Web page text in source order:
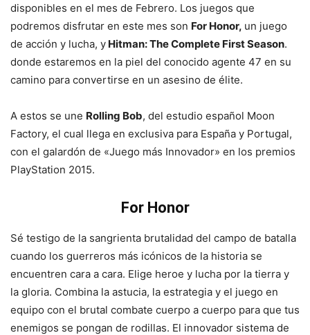
disponibles en el mes de Febrero. Los juegos que
podremos disfrutar en este mes son For Honor, un juego
de acción y lucha, y Hitman: The Complete First Season.
donde estaremos en la piel del conocido agente 47 en su
camino para convertirse en un asesino de élite.
A estos se une Rolling Bob, del estudio español Moon
Factory, el cual llega en exclusiva para España y Portugal,
con el galardón de «Juego más Innovador» en los premios
PlayStation 2015.
For Honor
Sé testigo de la sangrienta brutalidad del campo de batalla
cuando los guerreros más icónicos de la historia se
encuentren cara a cara. Elige heroe y lucha por la tierra y
la gloria. Combina la astucia, la estrategia y el juego en
equipo con el brutal combate cuerpo a cuerpo para que tus
enemigos se pongan de rodillas. El innovador sistema de